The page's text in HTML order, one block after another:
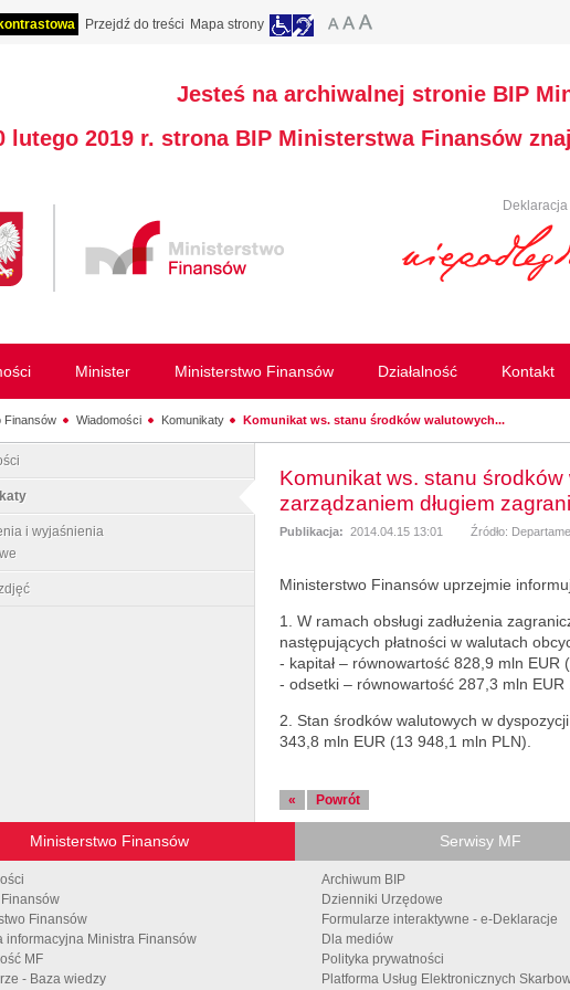
Przejdź do treści Mapa strony
Jesteś na archiwalnej stronie BIP
lutego 2019 r. strona BIP Ministerstwa Finansów
Minister Ministerstwo Finansów Działalność Kontakt
Finansów Wiadomości Komunikaty Komunikat ws. stanu środków walutowych...
i wyjaśnienia
Komunikat ws. stanu
zarządzaniem długiem
Publikacja: 2014.04.15 13:01 Źródło:
Ministerstwo Finansów uprzejmie
1. W ramach obsługi zadłużenia
następujących płatności w walutach
- kapitał – równowartość 828,9 mln EUR
- odsetki – równowartość 287,3 mln EUR
2. Stan środków walutowych w
343,8 mln EUR (13 948,1 mln PLN).
« Powrót
Ministerstwo Finansów
Finansów
informacyjna Ministra Finansów
MF
- Baza wiedzy
Serwisy MF
Archiwum BIP
Dzienniki Urzędowe
Formularze interaktywne - e-Deklaracje
Dla mediów
Polityka prywatności
Platforma Usług Elektronicznych